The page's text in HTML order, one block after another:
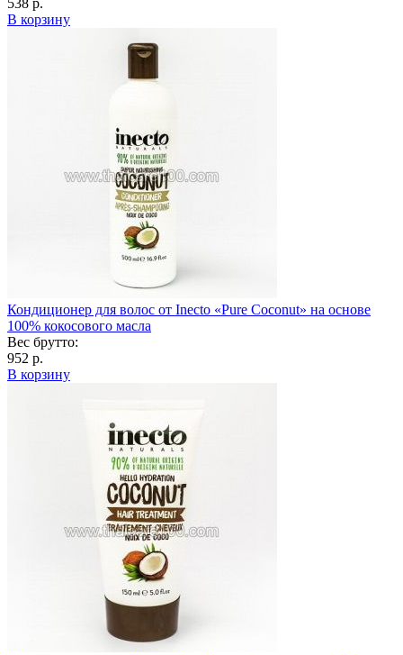
В корзину
Кондиционер для волос от Inecto «Pure Coconut» на основе
100% кокосового масла
Вес брутто:
952 р.
В корзину